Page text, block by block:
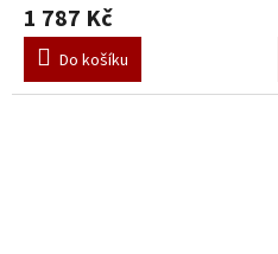
1 787 Kč
Do košíku